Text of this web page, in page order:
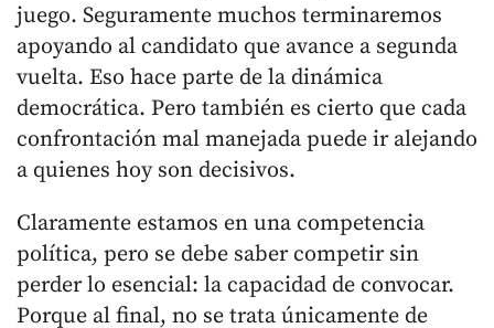
juego. Seguramente muchos terminaremos
apoyando al candidato que avance a segunda
vuelta. Eso hace parte de la dinámica
democrática. Pero también es cierto que cada
confrontación mal manejada puede ir alejando
a quienes hoy son decisivos.
Claramente estamos en una competencia
política, pero se debe saber competir sin
perder lo esencial: la capacidad de convocar.
Porque al final, no se trata únicamente de